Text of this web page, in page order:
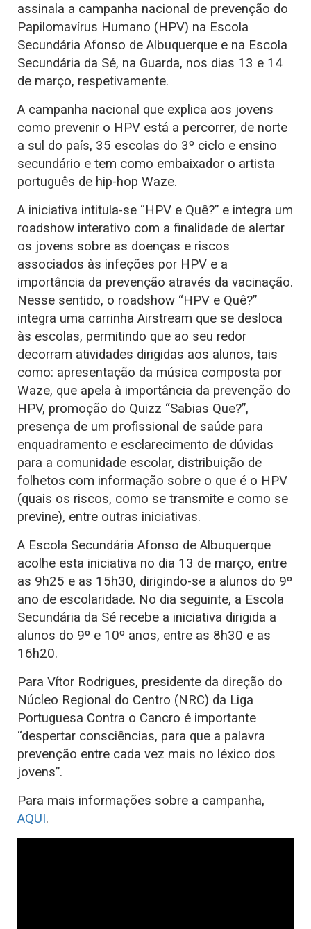
assinala a campanha nacional de prevenção do
Papilomavírus Humano (HPV) na Escola
Secundária Afonso de Albuquerque e na Escola
Secundária da Sé, na Guarda, nos dias 13 e 14
de março, respetivamente.
A campanha nacional que explica aos jovens
como prevenir o HPV está a percorrer, de norte
a sul do país, 35 escolas do 3º ciclo e ensino
secundário e tem como embaixador o artista
português de hip-hop Waze.
A iniciativa intitula-se “HPV e Quê?” e integra um
roadshow interativo com a finalidade de alertar
os jovens sobre as doenças e riscos
associados às infeções por HPV e a
importância da prevenção através da vacinação.
Nesse sentido, o roadshow “HPV e Quê?”
integra uma carrinha Airstream que se desloca
às escolas, permitindo que ao seu redor
decorram atividades dirigidas aos alunos, tais
como: apresentação da música composta por
Waze, que apela à importância da prevenção do
HPV, promoção do Quizz “Sabias Que?”,
presença de um profissional de saúde para
enquadramento e esclarecimento de dúvidas
para a comunidade escolar, distribuição de
folhetos com informação sobre o que é o HPV
(quais os riscos, como se transmite e como se
previne), entre outras iniciativas.
A Escola Secundária Afonso de Albuquerque
acolhe esta iniciativa no dia 13 de março, entre
as 9h25 e as 15h30, dirigindo-se a alunos do 9º
ano de escolaridade. No dia seguinte, a Escola
Secundária da Sé recebe a iniciativa dirigida a
alunos do 9º e 10º anos, entre as 8h30 e as
16h20.
Para Vítor Rodrigues, presidente da direção do
Núcleo Regional do Centro (NRC) da Liga
Portuguesa Contra o Cancro é importante
“despertar consciências, para que a palavra
prevenção entre cada vez mais no léxico dos
jovens”.
Para mais informações sobre a campanha,
AQUI.